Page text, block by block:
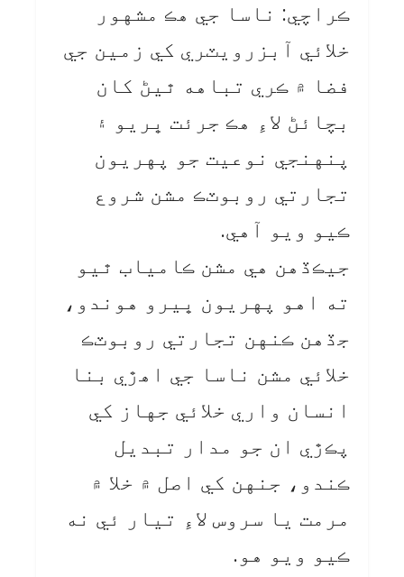
ڪراچي: ناسا جي هڪ مشهور
خلائي آبزرويٽري کي زمين جي
فضا ۾ ڪري تباهه ٿيڻ کان
بچائڻ لاءِ هڪ جرئت ڀريو ۽
پنهنجي نوعيت جو پهريون
تجارتي روبوٽڪ مشن شروع
ڪيو ويو آهي.
جيڪڏهن هي مشن ڪامياب ٿيو
ته اهو پهريون ڀيرو هوندو،
جڏهن ڪنهن تجارتي روبوٽڪ
خلائي مشن ناسا جي اهڙي بنا
انسان واري خلائي جهاز کي
پڪڙي ان جو مدار تبديل
ڪندو، جنهن کي اصل ۾ خلا ۾
مرمت يا سروس لاءِ تيار ئي نه
ڪيو ويو هو.